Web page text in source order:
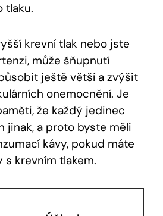
tlaku.
⁤krevní tlak nebo jste
může šňupnutí
ještě větší ‌a⁤ zvýšit
onemocnění.⁣ Je
že⁣ každý jedinec
jinak, a proto byste měli
kávy, pokud máte
s krevním tlakem.